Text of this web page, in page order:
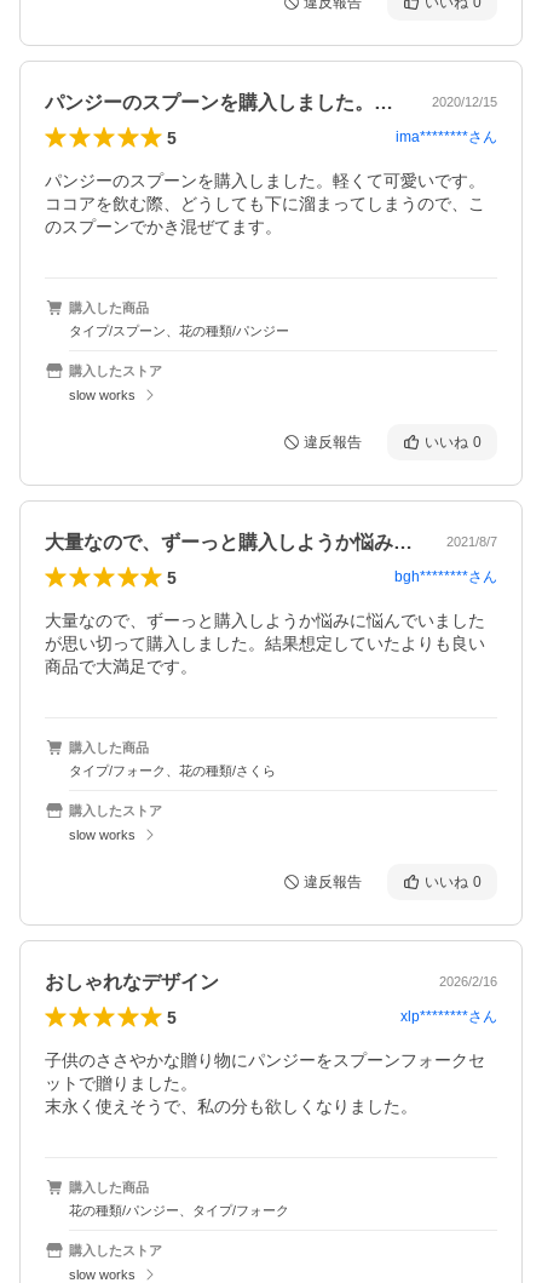
パンジーのスプーンを購入しました。軽く… 2020/12/15
5 ima********さん
パンジーのスプーンを購入しました。軽くて可愛いです。
ココアを飲む際、どうしても下に溜まってしまうので、こ
のスプーンでかき混ぜてます。
購入した商品
タイプ/スプーン、花の種類/パンジー
購入したストア
slow works
違反報告 いいね 0
大量なので、ずーっと購入しようか悩みに… 2021/8/7
5 bgh********さん
大量なので、ずーっと購入しようか悩みに悩んでいました
が思い切って購入しました。結果想定していたよりも良い
商品で大満足です。
購入した商品
タイプ/フォーク、花の種類/さくら
購入したストア
slow works
違反報告 いいね 0
おしゃれなデザイン 2026/2/16
5 xlp********さん
子供のささやかな贈り物にパンジーをスプーンフォークセ
ットで贈りました。
末永く使えそうで、私の分も欲しくなりました。
購入した商品
花の種類/パンジー、タイプ/フォーク
購入したストア
slow works